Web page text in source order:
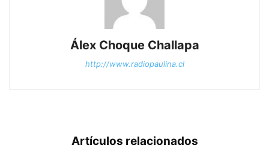
Álex Choque Challapa
http://www.radiopaulina.cl
Artículos relacionados